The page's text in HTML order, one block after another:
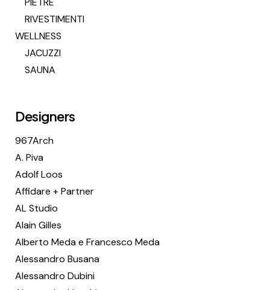
RIVESTIMENTI
WELLNESS
JACUZZI
SAUNA
Designers
967Arch
A. Piva
Adolf Loos
Affidare + Partner
AL Studio
Alain Gilles
Alberto Meda e Francesco Meda
Alessandro Busana
Alessandro Dubini